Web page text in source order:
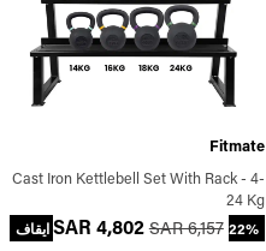
Fitmate
Cast Iron Kettlebell Set With Rack - 4-
24 Kg
SAR 4,802 SAR 6,157 22% ايقاف